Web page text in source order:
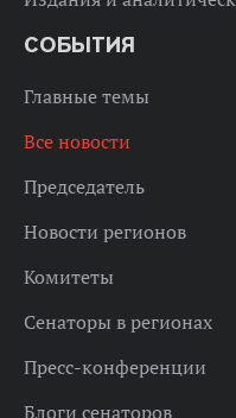
СОБЫТИЯ
Главные темы
Все новости
Председатель
Новости регионов
Комитеты
Сенаторы в регионах
Пресс-конференции
Блоги сенаторов